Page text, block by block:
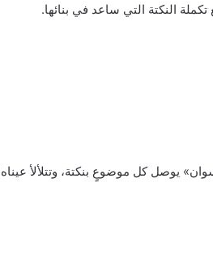
النكتة التي ساعد في بنائها.
يوصل كل موضوعٍ بنكتة، وتتلألأ